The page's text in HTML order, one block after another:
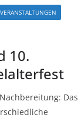
VERANSTALTUNGEN
10.
Das